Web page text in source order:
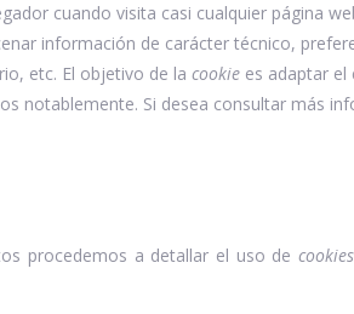
cuando visita casi cualquier página
información de carácter técnico,
etc. El objetivo de la cookie es adaptar el
notablemente. Si desea consultar más
procedemos a detallar el uso decookies